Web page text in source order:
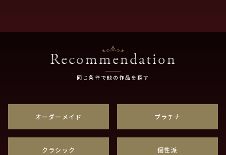
Recommendation
同じ条件で他の作品を探す
オーダーメイド プラチナ
クラシック 個性派